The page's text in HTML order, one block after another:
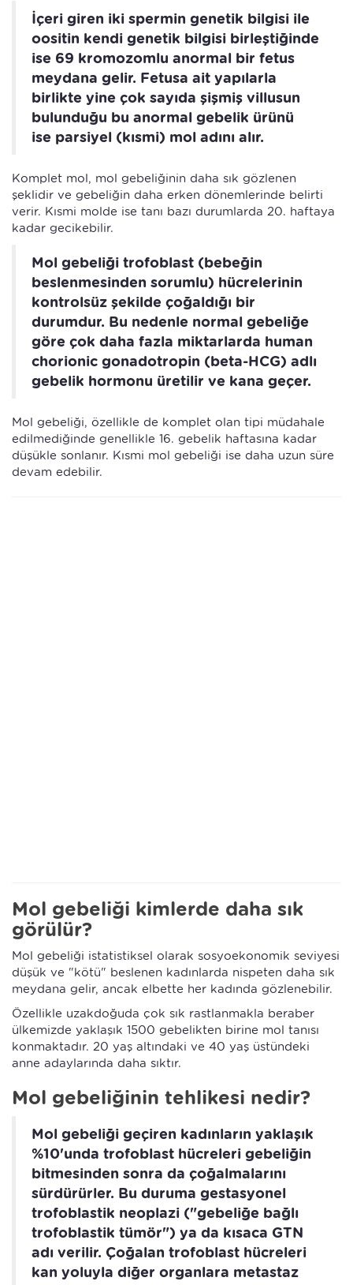
İçeri giren iki spermin genetik bilgisi ile
oositin kendi genetik bilgisi birleştiğinde
ise 69 kromozomlu anormal bir fetus
meydana gelir. Fetusa ait yapılarla
birlikte yine çok sayıda şişmiş villusun
bulunduğu bu anormal gebelik ürünü
ise parsiyel (kısmi) mol adını alır.
Komplet mol, mol gebeliğinin daha sık gözlenen
şeklidir ve gebeliğin daha erken dönemlerinde belirti
verir. Kısmi molde ise tanı bazı durumlarda 20. haftaya
kadar gecikebilir.
Mol gebeliği trofoblast (bebeğin
beslenmesinden sorumlu) hücrelerinin
kontrolsüz şekilde çoğaldığı bir
durumdur. Bu nedenle normal gebeliğe
göre çok daha fazla miktarlarda human
chorionic gonadotropin (beta-HCG) adlı
gebelik hormonu üretilir ve kana geçer.
Mol gebeliği, özellikle de komplet olan tipi müdahale
edilmediğinde genellikle 16. gebelik haftasına kadar
düşükle sonlanır. Kısmi mol gebeliği ise daha uzun süre
devam edebilir.
Mol gebeliği kimlerde daha sık
görülür?
Mol gebeliği istatistiksel olarak sosyoekonomik seviyesi
düşük ve "kötü" beslenen kadınlarda nispeten daha sık
meydana gelir, ancak elbette her kadında gözlenebilir.
Özellikle uzakdoğuda çok sık rastlanmakla beraber
ülkemizde yaklaşık 1500 gebelikten birine mol tanısı
konmaktadır. 20 yaş altındaki ve 40 yaş üstündeki
anne adaylarında daha sıktır.
Mol gebeliğinin tehlikesi nedir?
Mol gebeliği geçiren kadınların yaklaşık
%10'unda trofoblast hücreleri gebeliğin
bitmesinden sonra da çoğalmalarını
sürdürürler. Bu duruma gestasyonel
trofoblastik neoplazi ("gebeliğe bağlı
trofoblastik tümör") ya da kısaca GTN
adı verilir. Çoğalan trofoblast hücreleri
kan yoluyla diğer organlara metastaz